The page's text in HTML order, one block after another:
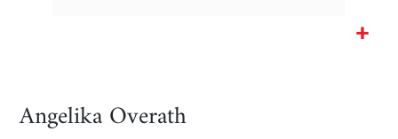
Bildgalerie
Angelika Overath